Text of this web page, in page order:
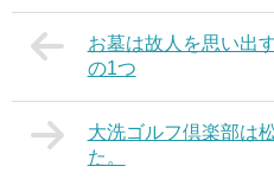
お墓は故人を思い出
の1つ
大洗ゴルフ倶楽部
た。